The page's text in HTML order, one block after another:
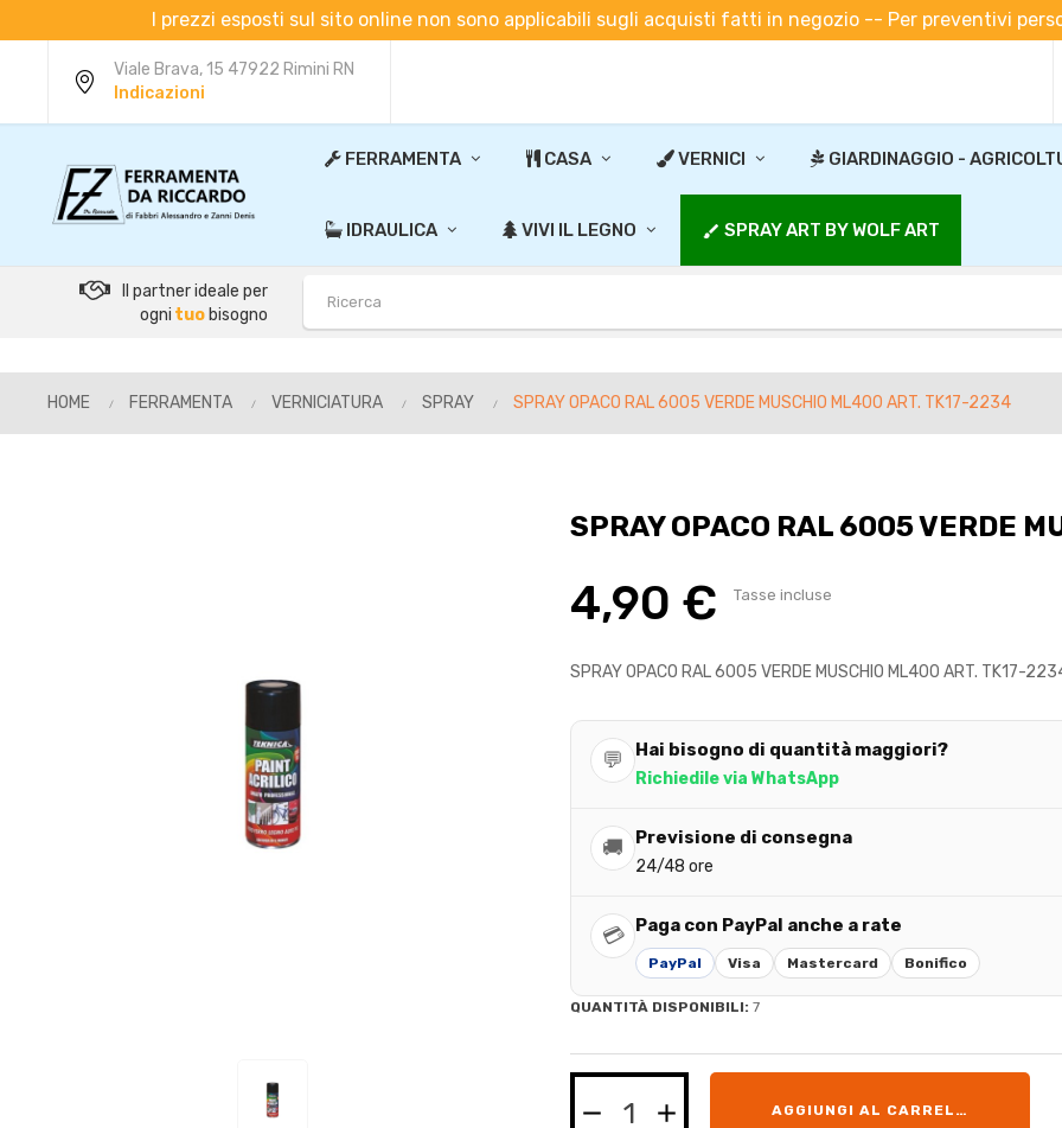
I prezzi esposti sul sito online non sono applicabili sugli acquisti fatti in negozio -- Per preventivi
Viale Brava, 15 47922 Rimini RN
Indicazioni
FERRAMENTA CASA VERNICI GIARDINAGGIO -
IDRAULICA VIVI IL LEGNO brush SPRAY ART BY WOLF ART
Il partner ideale per
ogni tuo bisogno
HOME FERRAMENTA VERNICIATURA SPRAY SPRAY OPACO RAL 6005 VERDE MUSCHIO ML400 ART. TK17-2234
SPRAY OPACO RAL 6005 VERDE
4,90 € Tasse incluse
SPRAY OPACO RAL 6005 VERDE MUSCHIO ML400 ART. TK17-
💬 Hai bisogno di quantità maggiori?
Richiedile via WhatsApp
🚚 Previsione di consegna
24/48 ore
💳 Paga con PayPal anche a rate
PayPal Visa Mastercard Bonifico
QUANTITÀ DISPONIBILI: 7
AGGIUNGI AL CARRELLO